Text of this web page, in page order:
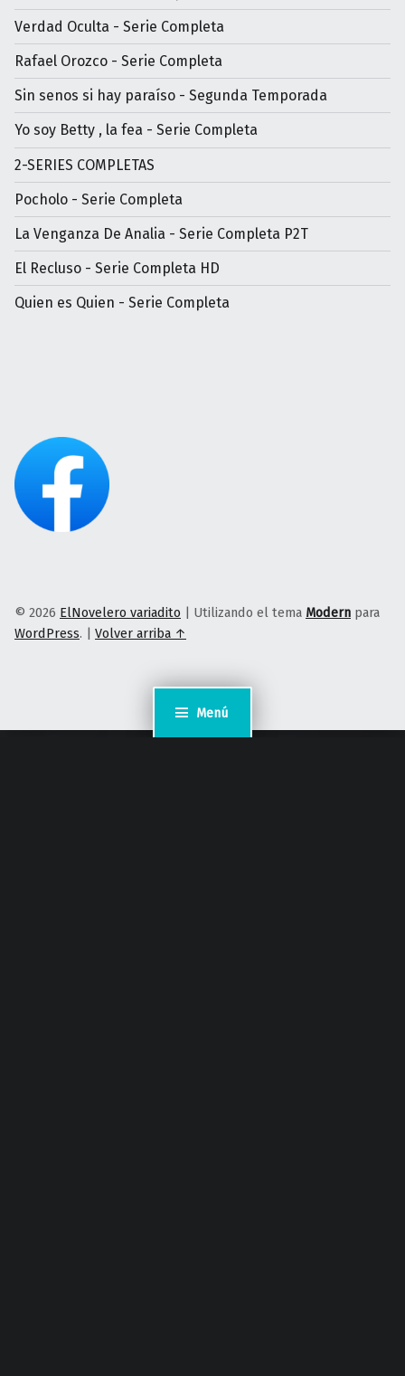
Menú
Verdad Oculta - Serie Completa
Rafael Orozco - Serie Completa
Sin senos si hay paraíso - Segunda Temporada
Yo soy Betty , la fea - Serie Completa
2-SERIES COMPLETAS
Pocholo - Serie Completa
La Venganza De Analia - Serie Completa P2T
El Recluso - Serie Completa HD
Quien es Quien - Serie Completa
© 2026 ElNovelero variadito | Utilizando el tema Modern para
WordPress. | Volver arriba ↑